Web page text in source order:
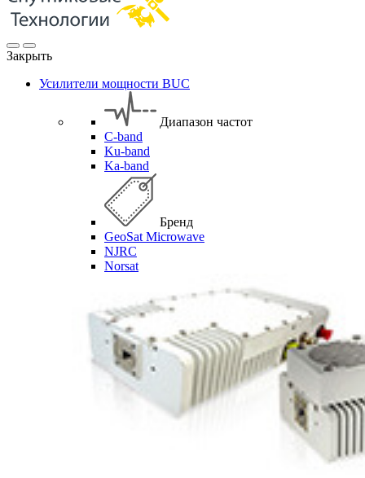
Закрыть
Усилители мощности BUC
Диапазон частот
C-band
Ku-band
Ka-band
Бренд
GeoSat Microwave
NJRC
Norsat